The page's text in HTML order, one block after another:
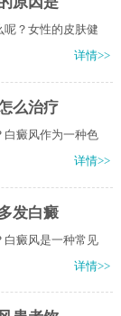
呢？女性的皮肤健
详情>>
么治疗
白癜风作为一种色
详情>>
发白癜
白癜风是一种常见
详情>>